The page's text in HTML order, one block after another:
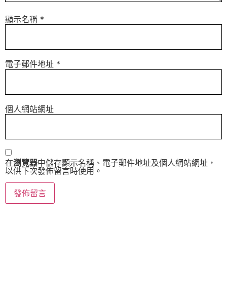
顯示名稱 *
電子郵件地址 *
個人網站網址
在瀏覽器中儲存顯示名稱、電子郵件地址及個人網站網址，
以供下次發佈留言時使用。